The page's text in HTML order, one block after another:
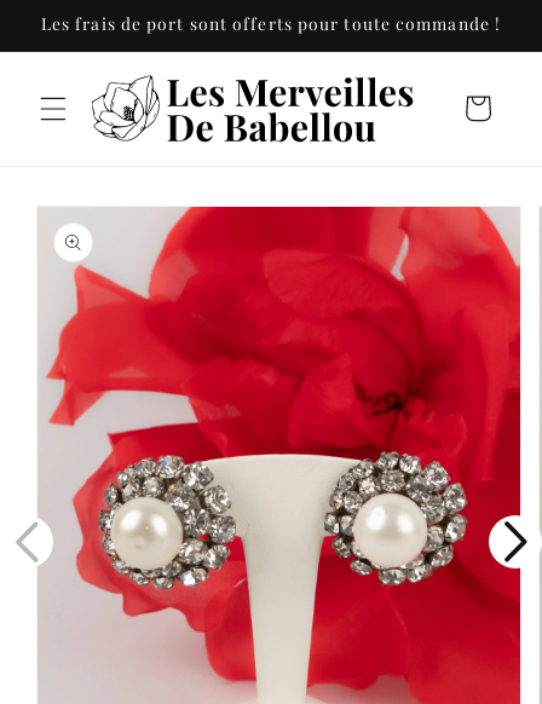
passer
au
Les frais de port sont offerts pour toute commande !
Panier
Passer aux
informations
produits